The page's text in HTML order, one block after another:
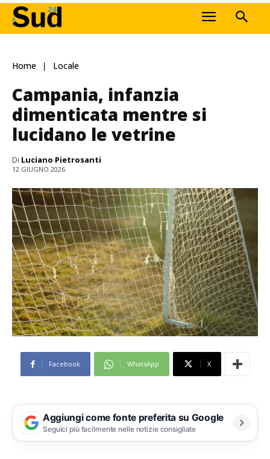
Home Locale
Campania, infanzia
dimenticata mentre si
lucidano le vetrine
Di Luciano Pietrosanti
12 GIUGNO 2026
Facebook WhatsApp X
Aggiungi come fonte preferita su Google
Seguici più facilmente nelle notizie consigliate